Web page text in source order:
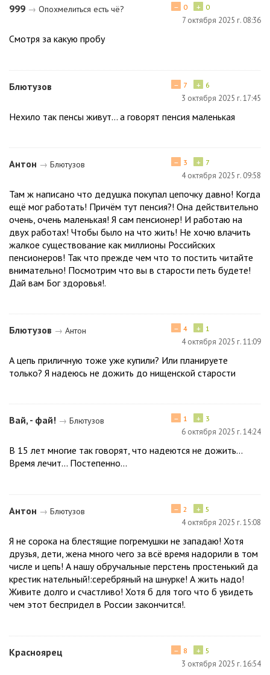
999 → Опохмелиться есть чё? + 0
− 0
7 октября 2025 г. 08:36
Смотря за какую пробу
Блютузов + 6
− 7
3 октября 2025 г. 17:45
Нехило так пенсы живут... а говорят пенсия маленькая
Антон → Блютузов + 7
− 3
4 октября 2025 г. 09:58
Там ж написано что дедушка покупал цепочку давно! Когда
ещё мог работать! Причём тут пенсия?! Она действительно
очень, очень маленькая! Я сам пенсионер! И работаю на
двух работах! Чтобы было на что жить! Не хочю влачить
жалкое существование как миллионы Российских
пенсионеров! Так что прежде чем что то постить читайте
внимательно! Посмотрим что вы в старости петь будете!
Дай вам Бог здоровья!.
Блютузов → Антон + 1
− 4
4 октября 2025 г. 11:09
А цепь приличную тоже уже купили? Или планируете
только? Я надеюсь не дожить до нищенской старости
Вай, - фай! → Блютузов + 3
− 1
6 октября 2025 г. 14:24
В 15 лет многие так говорят, что надеются не дожить...
Время лечит... Постепенно...
Антон → Блютузов + 5
− 2
4 октября 2025 г. 15:08
Я не сорока на блестящие погремушки не западаю! Хотя
друзья, дети, жена много чего за всё время надорили в том
числе и цепь! А нашу обручальные перстень простенький да
крестик нательный!:серебряный на шнурке! А жить надо!
Живите долго и счастливо! Хотя б для того что б увидеть
чем этот беспридел в России закончится!.
Красноярец + 5
− 8
3 октября 2025 г. 16:54